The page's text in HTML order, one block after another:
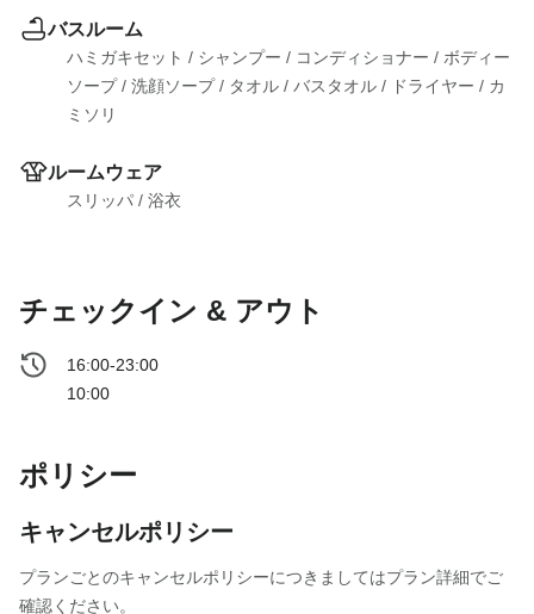
バスルーム
ハミガキセット / シャンプー / コンディショナー / ボディー
ソープ / 洗顔ソープ / タオル / バスタオル / ドライヤー / カ
ミソリ
ルームウェア
スリッパ / 浴衣
チェックイン & アウト
16:00-23:00
10:00
ポリシー
キャンセルポリシー
プランごとのキャンセルポリシーにつきましてはプラン詳細でご
確認ください。